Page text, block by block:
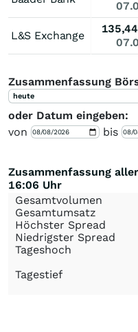
L&S Exchange
135,44
Zusammenfassung
heute
oder Datum eingeben:
von
bis
Zusammenfassung
16:06 Uhr
Gesamtvolumen
Gesamtumsatz
Höchster Spread
Niedrigster Spread
Tageshoch
Tagestief